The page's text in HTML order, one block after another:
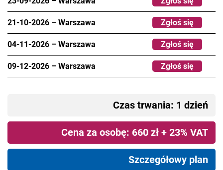
21-10-2026 – Warszawa Zgłoś się
04-11-2026 – Warszawa Zgłoś się
09-12-2026 – Warszawa Zgłoś się
Czas trwania: 1 dzień
Cena za osobę: 660 zł + 23% VAT
Szczegółowy plan